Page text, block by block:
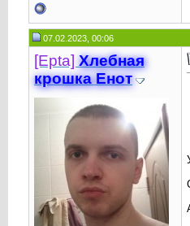
07.02.2023, 00:06
[Epta] Хлебная
крошкa Енот